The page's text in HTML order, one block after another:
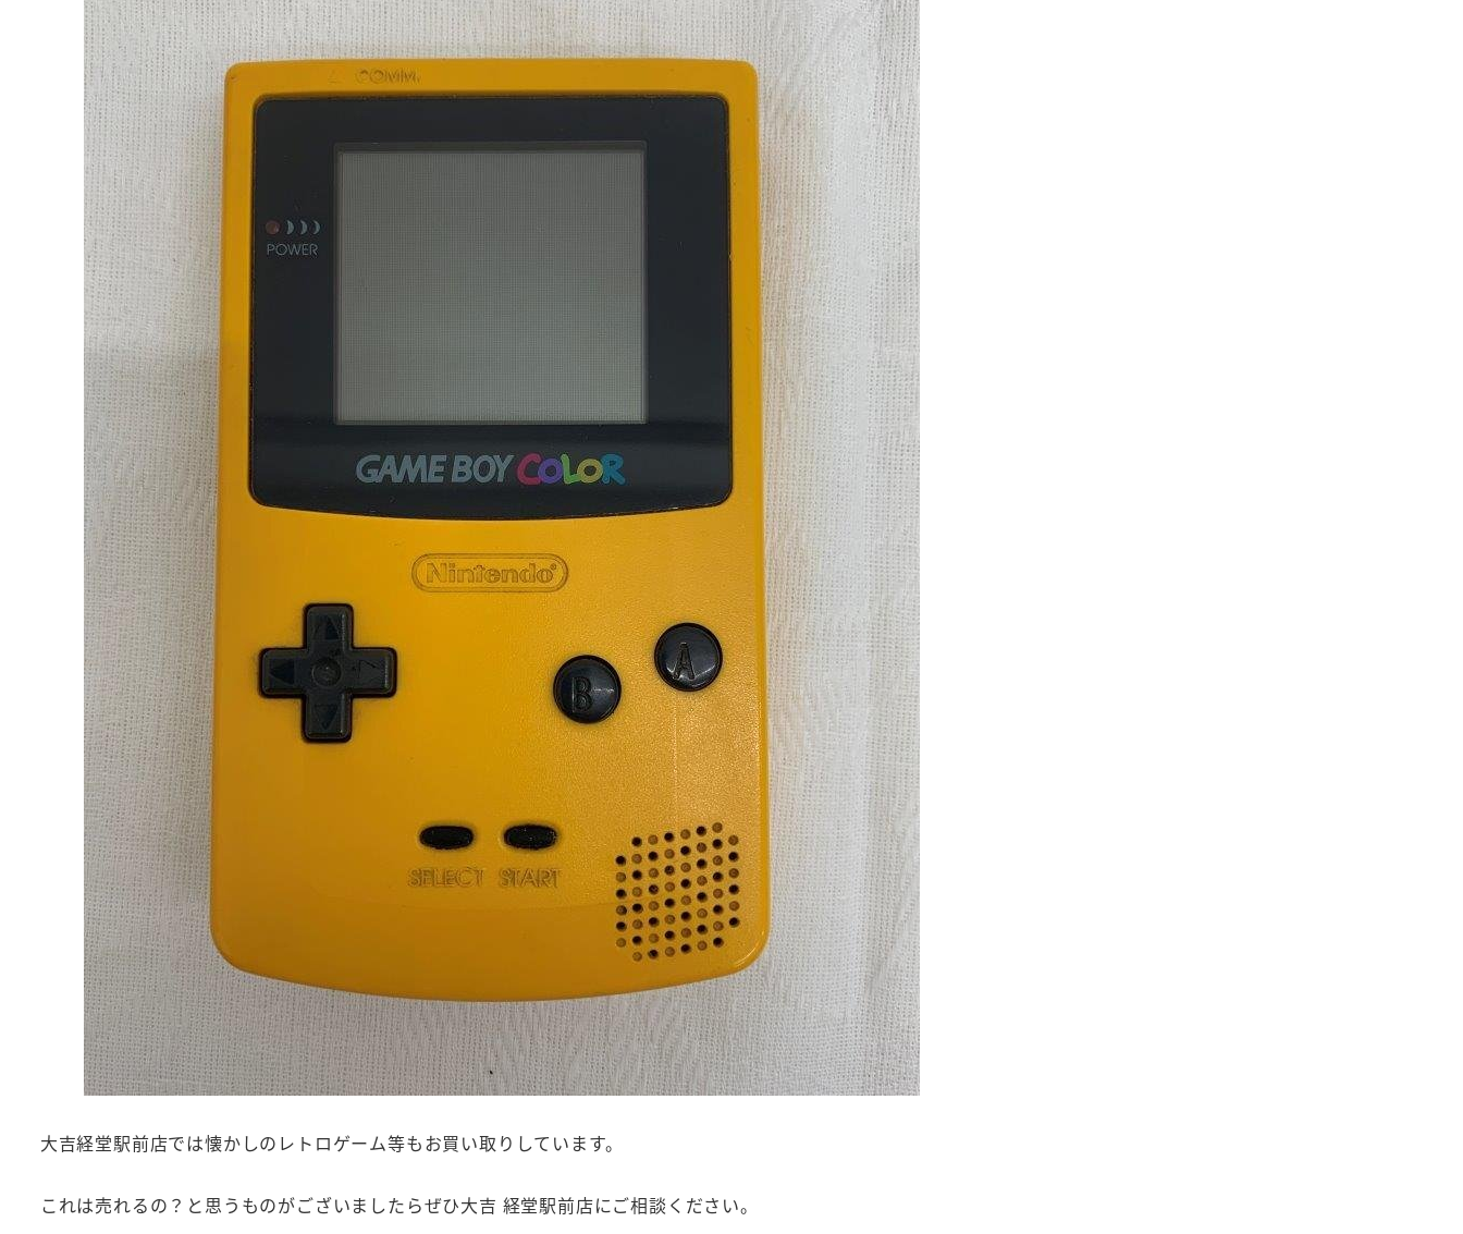
大吉経堂駅前店では懐かしのレトロゲーム等もお買い取りしています。
これは売れるの？と思うものがございましたらぜひ大吉 経堂駅前店にご相談ください。